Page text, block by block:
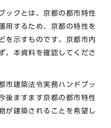
ックとは、京都の都市特性
用するため、京都の特性を
を示すものです。京都市内
、本資料を確認してくださ
建築法令実務ハンドブッ
後ますます京都の都市特性
が建築されることを希望し